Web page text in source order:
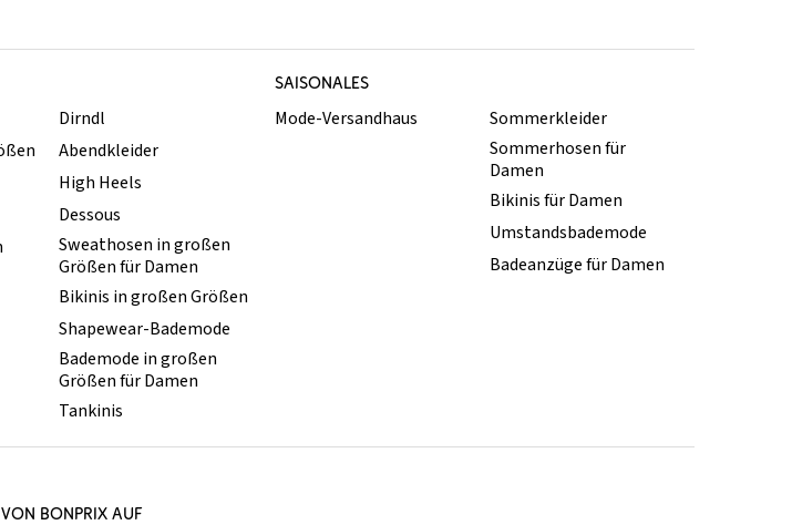
SAISONALES
Dirndl
Abendkleider
High Heels
Dessous
Sweathosen in großen
Größen für Damen
Mode-Versandhaus
Sommerkleider
Sommerhosen für
Damen
Bikinis für Damen
Umstandsbademode
Badeanzüge für Damen
Bikinis in großen Größen
Shapewear-Bademode
Bademode in großen
Größen für Damen
Tankinis
BONPRIX AUF